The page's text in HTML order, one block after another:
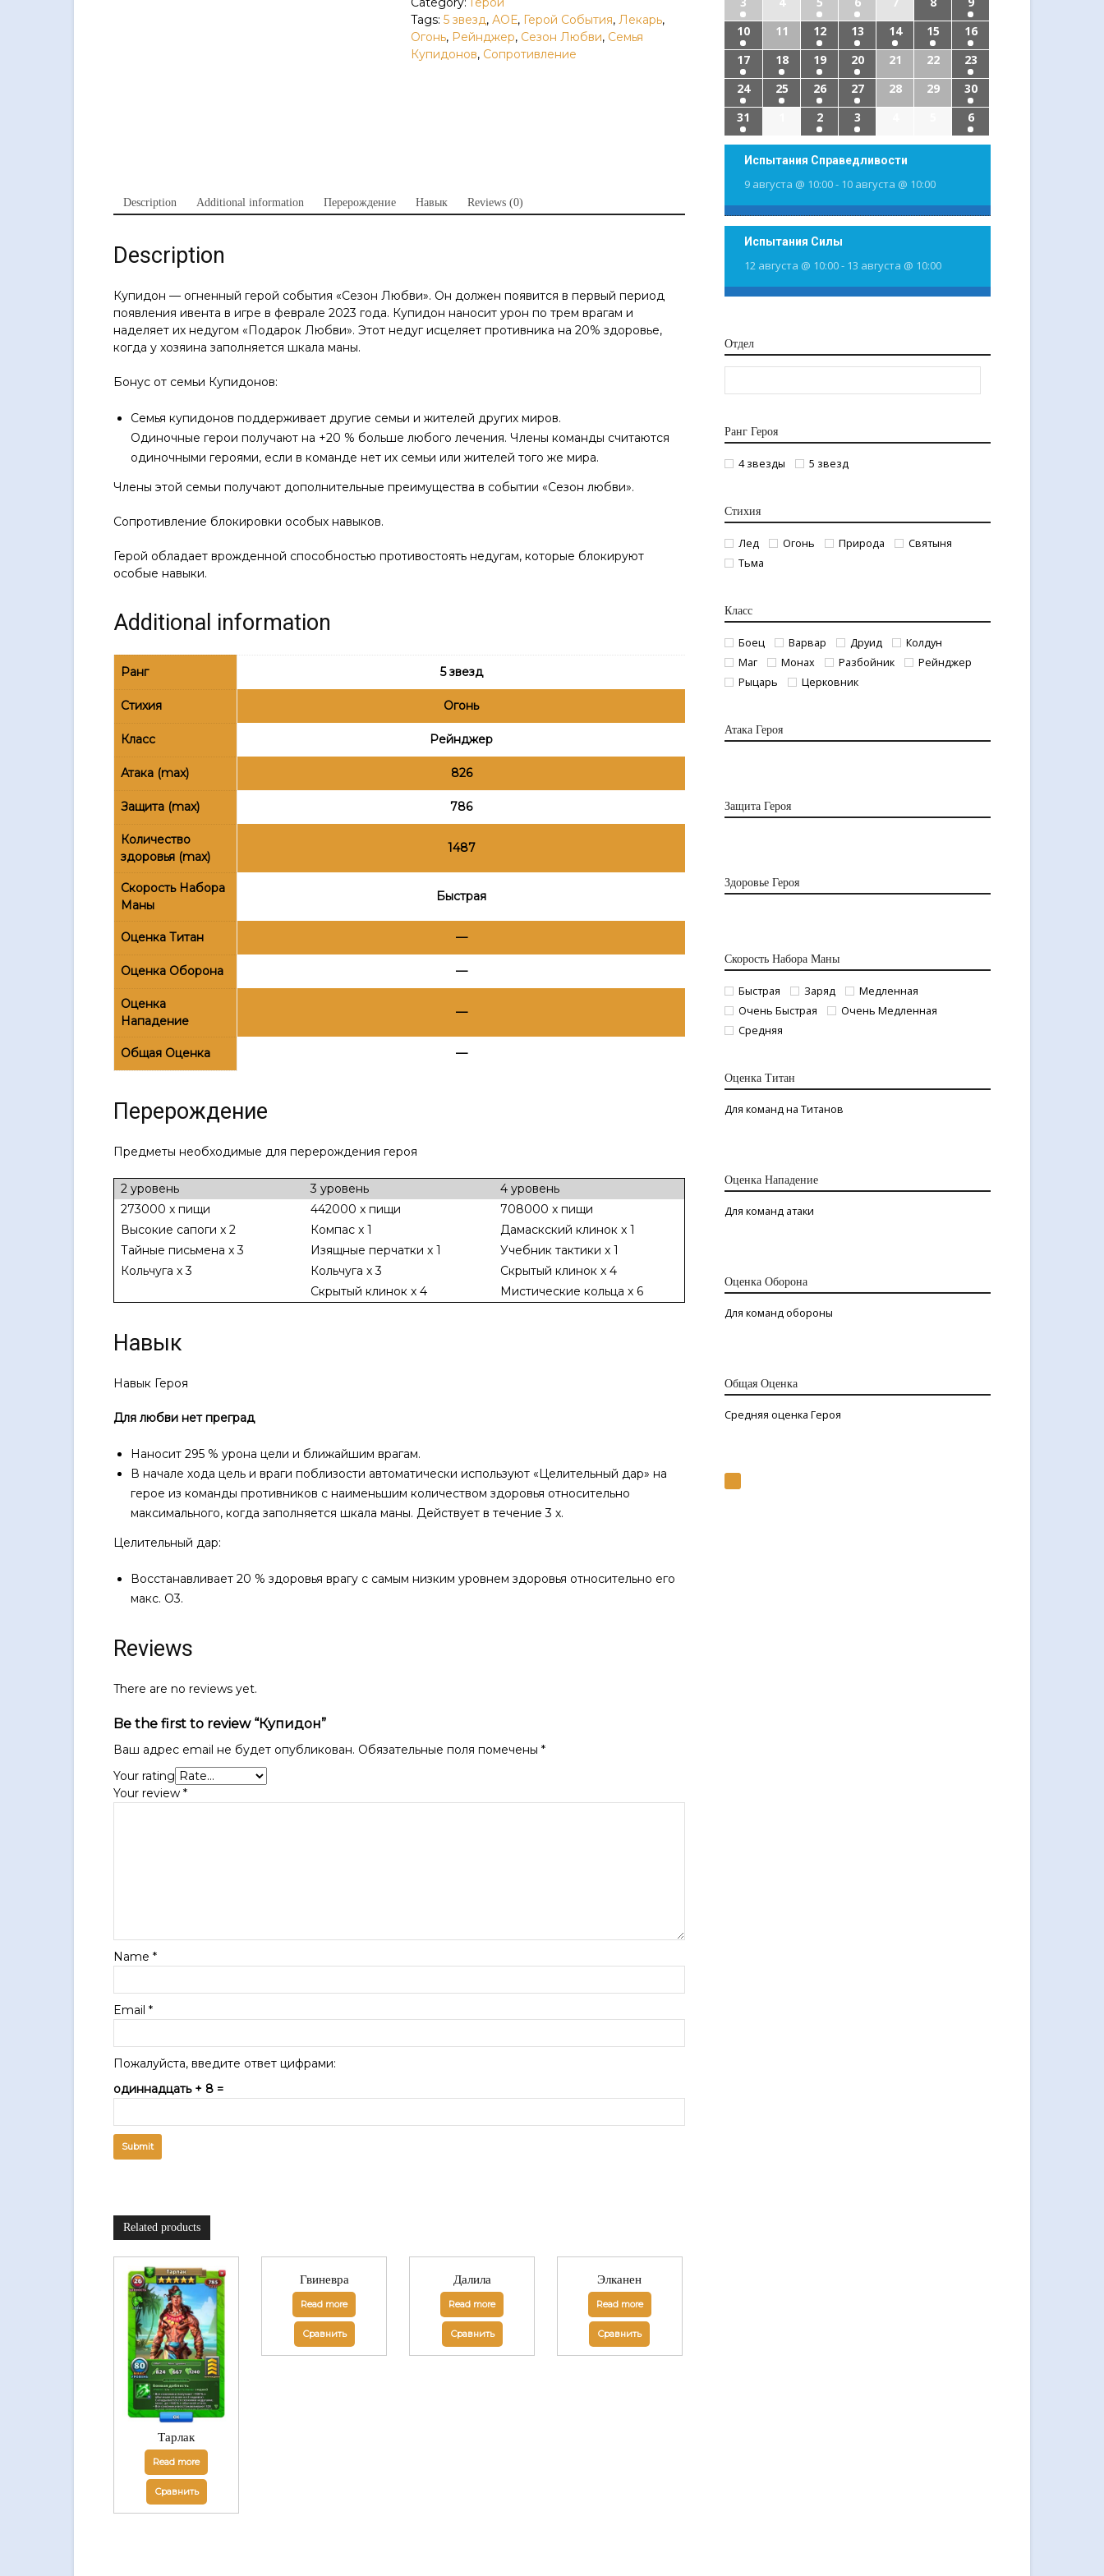
Tags: 5 звезд, АОЕ, Герой События, Лекарь,
Огонь, Рейнджер, Сезон Любви, Семья
Купидонов, Сопротивление
Description Additional information Перерождение Навык Reviews (0)
Description
Купидон — огненный герой события «Сезон Любви». Он должен появится в первый период
появления ивента в игре в феврале 2023 года. Купидон наносит урон по трем врагам и
наделяет их недугом «Подарок Любви». Этот недуг исцеляет противника на 20% здоровье,
когда у хозяина заполняется шкала маны.
Бонус от семьи Купидонов:
Семья купидонов поддерживает другие семьи и жителей других миров.
Одиночные герои получают на +20 % больше любого лечения. Члены команды считаются
одиночными героями, если в команде нет их семьи или жителей того же мира.
Члены этой семьи получают дополнительные преимущества в событии «Сезон любви».
Сопротивление блокировки особых навыков.
Герой обладает врожденной способностью противостоять недугам, которые блокируют
особые навыки.
Additional information
Ранг 5 звезд
Стихия Огонь
Класс Рейнджер
Атака (max) 826
Защита (max) 786
Количество
здоровья (max)
1487
Скорость Набора
Маны
Быстрая
Оценка Титан —
Оценка Оборона —
Оценка
Нападение
—
Общая Оценка —
Перерождение
Предметы необходимые для перерождения героя
2 уровень 3 уровень
4 уровень
273000 x пищи
442000 x пищи
708000 x пищи
Высокие сапоги x 2
Компас x 1
Дамаскский клинок x 1
Тайные письмена x 3
Изящные перчатки x 1
Учебник тактики x 1
Кольчуга x 3
Кольчуга x 3
Скрытый клинок x 4
Скрытый клинок x 4
Мистические кольца x 6
Навык
Навык Героя
Для любви нет преград
Наносит 295 % урона цели и ближайшим врагам.
В начале хода цель и враги поблизости автоматически используют «Целительный дар» на
герое из команды противников с наименьшим количеством здоровья относительно
максимального, когда заполняется шкала маны. Действует в течение 3 х.
Целительный дар:
Восстанавливает 20 % здоровья врагу с самым низким уровнем здоровья относительно его
макс. О3.
Reviews
There are no reviews yet.
Be the first to review “Купидон”
Ваш адрес email не будет опубликован. Обязательные поля помечены *
Your rating
Your review *
Name *
Email *
Пожалуйста, введите ответ цифрами:
одиннадцать + 8 =
Related products
Тарлак
Read more
Сравнить
Гвиневра
Read more
Сравнить
Далила
Read more
Сравнить
Элканен
Read more
Сравнить
10
11 12 13 14 15
16
17
18 19 20 21 22
23
24
25 26 27 28 29
30
31
2 3 6
Испытания Справедливости
9 августа @ 10:00- 10 августа @ 10:00
Испытания Силы
12 августа @ 10:00- 13 августа @ 10:00
Отдел
Ранг Героя
4 звезды 5 звезд
Стихия
Лед Огонь Природа
Святыня
Тьма
Класс
Боец Варвар Друид
Колдун
Маг
Монах Разбойник
Рейнджер
Рыцарь
Церковник
Атака Героя
Защита Героя
Здоровье Героя
Скорость Набора Маны
Быстрая Заряд
Медленная
Очень Быстрая
Очень Медленная
Средняя
Оценка Титан
Для команд на Титанов
Оценка Нападение
Для команд атаки
Оценка Оборона
Для команд обороны
Общая Оценка
Средняя оценка Героя